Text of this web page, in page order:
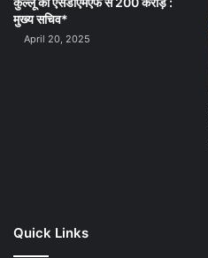
मुख्य सचिव*
April 20, 2025
Quick Links